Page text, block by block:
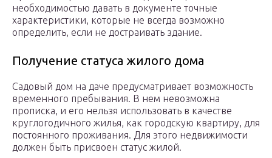
необходимостью давать в документе точные
характеристики, которые не всегда возможно
определить, если не достраивать здание.
Получение статуса жилого дома
Садовый дом на даче предусматривает возможность
временного пребывания. В нем невозможна
прописка, и его нельзя использовать в качестве
круглогодичного жилья, как городскую квартиру, для
постоянного проживания. Для этого недвижимости
должен быть присвоен статус жилой.